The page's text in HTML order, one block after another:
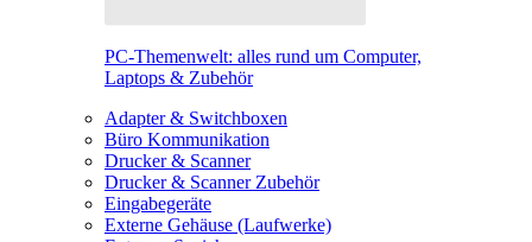
PC-Themenwelt: alles rund um Computer,
Laptops & Zubehör
Adapter & Switchboxen
Büro Kommunikation
Drucker & Scanner
Drucker & Scanner Zubehör
Eingabegeräte
Externe Gehäuse (Laufwerke)